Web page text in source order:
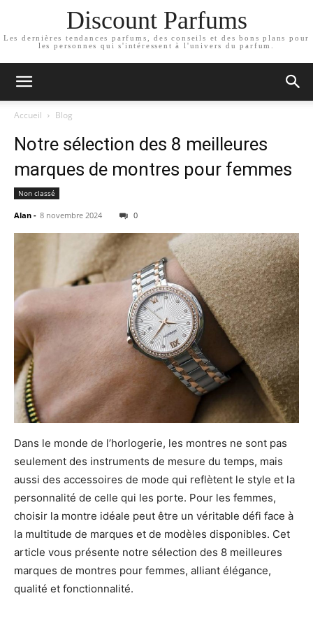
Discount Parfums
Les dernières tendances parfums, des conseils et des bons plans pour
les personnes qui s'intéressent à l'univers du parfum.
Accueil Blog
Notre sélection des 8 meilleures
marques de montres pour femmes
Non classé
Alan - 8 novembre 2024 0
Dans le monde de l’horlogerie, les montres ne sont pas
seulement des instruments de mesure du temps, mais
aussi des accessoires de mode qui reflètent le style et la
personnalité de celle qui les porte. Pour les femmes,
choisir la montre idéale peut être un véritable défi face à
la multitude de marques et de modèles disponibles. Cet
article vous présente notre sélection des 8 meilleures
marques de montres pour femmes, alliant élégance,
qualité et fonctionnalité.